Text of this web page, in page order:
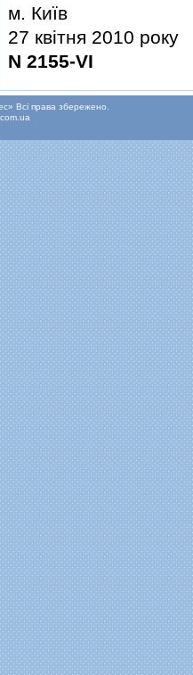
м. Київ
27 квiтня 2010 року
N 2155-VI
Всі права збережено.